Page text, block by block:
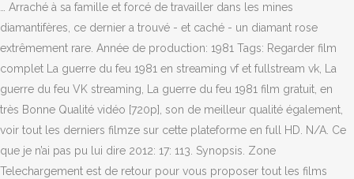
… Arraché à sa famille et forcé de travailler dans les mines
diamantifères, ce dernier a trouvé - et caché - un diamant rose
extrêmement rare. Année de production: 1981 Tags: Regarder film
complet La guerre du feu 1981 en streaming vf et fullstream vk, La
guerre du feu VK streaming, La guerre du feu 1981 film gratuit, en
très Bonne Qualité vidéo [720p], son de meilleur qualité également,
voir tout les derniers filmze sur cette plateforme en full HD. N/A. Ce
que je n’ai pas pu lui dire 2012: 17: 113. Synopsis. Zone
Telechargement est de retour pour vous proposer tout les films